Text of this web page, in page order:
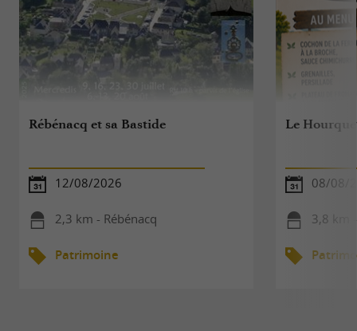
Rébénacq et sa Bastide
12/08/2026
2,3 km - Rébénacq
Patrimoine
Le
08/08/
3,8 km